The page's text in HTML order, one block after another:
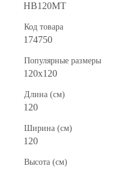
HB120MT
Код товара
174750
Популярные размеры
120x120
Длина (см)
120
Ширина (см)
120
Высота (см)